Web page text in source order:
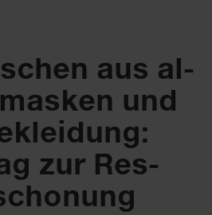
aus al­
und
zur Res­